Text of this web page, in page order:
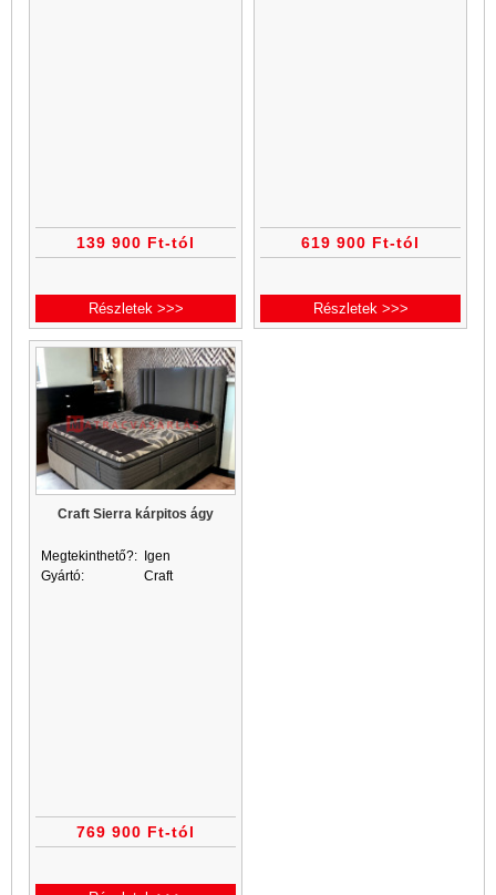
139 900 Ft-tól
Részletek >>>
619 900 Ft-tól
Részletek >>>
Craft Sierra kárpitos ágy
Megtekinthető?: Igen
Gyártó:
Craft
769 900 Ft-tól